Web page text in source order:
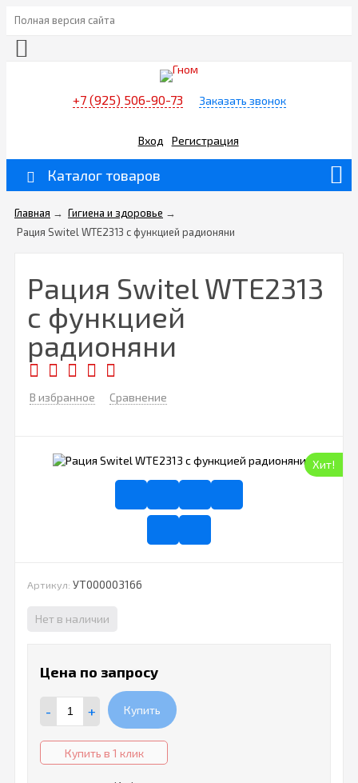
Полная версия сайта
+7 (925) 506-90-73 Заказать звонок
Вход Регистрация
Каталог товаров
Главная → Гигиена и здоровье →
Рация Switel WTE2313 с функцией радионяни
Рация Switel WTE2313
с функцией
радионяни
В избранное Сравнение
Хит!
Артикул: УТ000003166
Нет в наличии
Цена по запросу
- + Купить
Купить в 1 клик